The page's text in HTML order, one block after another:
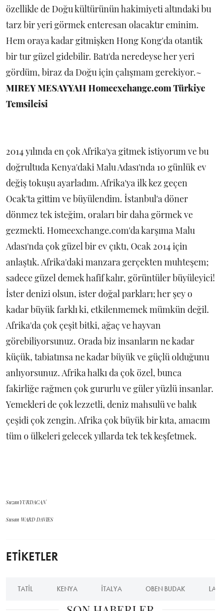
özellikle de Doğu kültürünün hakimiyeti altındaki bu
tarz bir yeri görmek enteresan olacaktır eminim.
Hem oraya kadar gitmişken Hong Kong'da otantik
bir tur güzel gidebilir. Batı'da neredeyse her yeri
gördüm, biraz da Doğu için çalışmam gerekiyor.~
MIREY MESAYYAH Homeexchange.com Türkiye
Temsilcisi
2014 yılında en çok Afrika'ya gitmek istiyorum ve bu
doğrultuda Kenya'daki Malu Adası'nda 10 günlük ev
değiş tokuşu ayarladım. Afrika'ya ilk kez geçen
Ocak'ta gittim ve büyülendim. İstanbul'a döner
dönmez tek isteğim, oraları bir daha görmek ve
gezmekti. Homeexchange.com'da karşıma Malu
Adası'nda çok güzel bir ev çıktı, Ocak 2014 için
anlaştık. Afrika'daki manzara gerçekten muhteşem;
sadece güzel demek hafif kalır, görüntüler büyüleyici!
İster denizi olsun, ister doğal parkları; her şey o
kadar büyük farklı ki, etkilenmemek mümkün değil.
Afrika'da çok çeşit bitki, ağaç ve hayvan
görebiliyorsunuz. Orada biz insanların ne kadar
küçük, tabiatınsa ne kadar büyük ve güçlü olduğunu
anlıyorsunuz. Afrika halkı da çok özel, bunca
fakirliğe rağmen çok gururlu ve güler yüzlü insanlar.
Yemekleri de çok lezzetli, deniz mahsulü ve balık
çeşidi çok zengin. Afrika çok büyük bir kıta, amacım
tüm o ülkeleri gelecek yıllarda tek tek keşfetmek.
SuzanYURDACAN
Susan WARD DAVIES
ETİKETLER
TATIL KENYA ITALYA OBEN BUDAK